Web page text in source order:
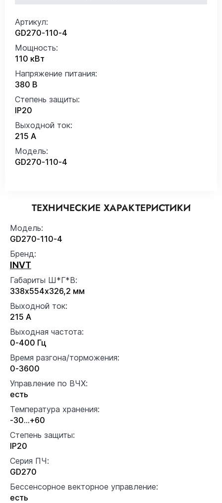
Артикул:
GD270-110-4
Мощность:
110 кВт
Напряжение питания:
380 В
Степень защиты:
IP20
Выходной ток:
215 А
Модель:
GD270-110-4
ТЕХНИЧЕСКИЕ ХАРАКТЕРИСТИКИ
Модель:
GD270-110-4
Бренд:
INVT
Габариты Ш*Г*В:
338х554х326,2 мм
Выходной ток:
215 А
Выходная частота:
0-400 Гц
Время разгона/торможения:
0-3600
Управление по ВЧХ:
есть
Температура хранения:
-30…+60
Степень защиты:
IP20
Серия ПЧ:
GD270
Бессенсорное векторное управление:
есть